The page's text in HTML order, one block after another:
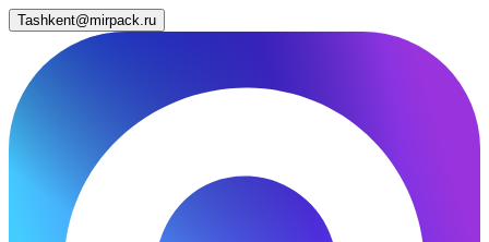
Tashkent@mirpack.ru